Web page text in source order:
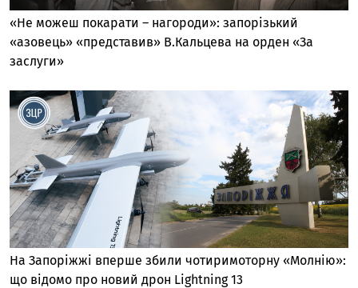
«Не можеш покарати – нагороди»: запорізький
«азовець» «представив» В.Кальцева на орден «За
заслуги»
На Запоріжжі вперше збили чотиримоторну «Молнію»:
що відомо про новий дрон Lightning 13